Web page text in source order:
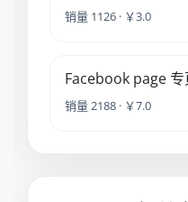
销量 1126 · ￥3.0
Facebook page
销量 2188 · ￥7.0